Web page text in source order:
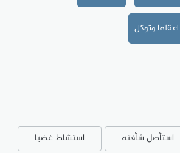
اعقلها وتوكل
استأصل شأفته
استشاط غضبا